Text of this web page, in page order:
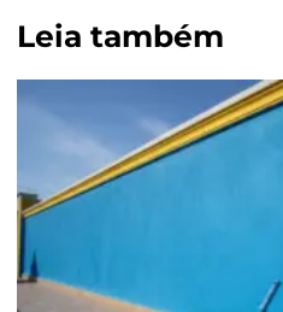
Leia também